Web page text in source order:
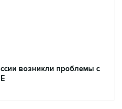
возникли проблемы с